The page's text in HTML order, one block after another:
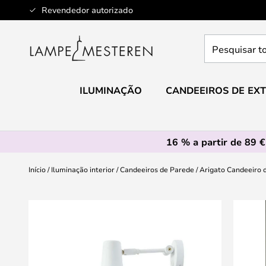
Revendedor autorizado
Ir
para
Conteúdo
toda
loja
ILUMINAÇÃO CANDEEIROS DE
16 % a partir de 89 €
Início Iluminação interior Candeeiros de Parede Arigato Candeeiro